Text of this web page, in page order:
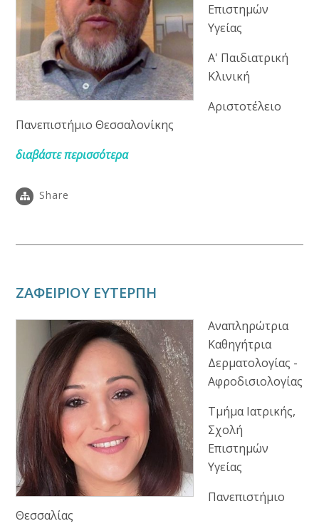
Επιστημών
Υγείας
Α' Παιδιατρική
Κλινική
Αριστοτέλειο
Πανεπιστήμιο Θεσσαλονίκης
διαβάστε περισσότερα
Share
ΖΑΦΕΙΡΙΟΥ ΕΥΤΕΡΠΗ
Αναπληρώτρια
Καθηγήτρια
Δερματολογίας -
Αφροδισιολογίας
Τμήμα Ιατρικής,
Σχολή
Επιστημών
Υγείας
Πανεπιστήμιο
Θεσσαλίας